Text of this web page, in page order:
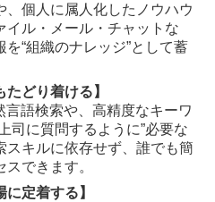
、個人に属人化したノウハウ
イル・メール・チャットな
“組織のナレッジ”として蓄
たどり着ける】
語検索や、高精度なキーワ
司に質問するように”必要な
スキルに依存せず、誰でも簡
できます。
に定着する】